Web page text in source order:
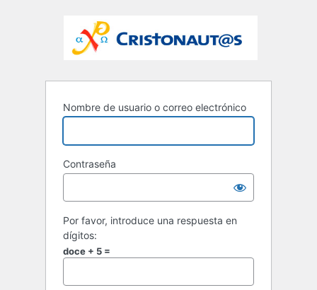
Nombre de usuario o correo electrónico
Contraseña
Por favor, introduce una respuesta en
dígitos:
doce + 5 =